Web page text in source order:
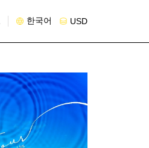
한국어 USD